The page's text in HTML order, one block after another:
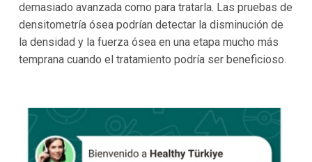
demasiado avanzada como para tratarla. Las pruebas de
densitometría ósea podrían detectar la disminución de
la densidad y la fuerza ósea en una etapa mucho más
temprana cuando el tratamiento podría ser beneficioso.